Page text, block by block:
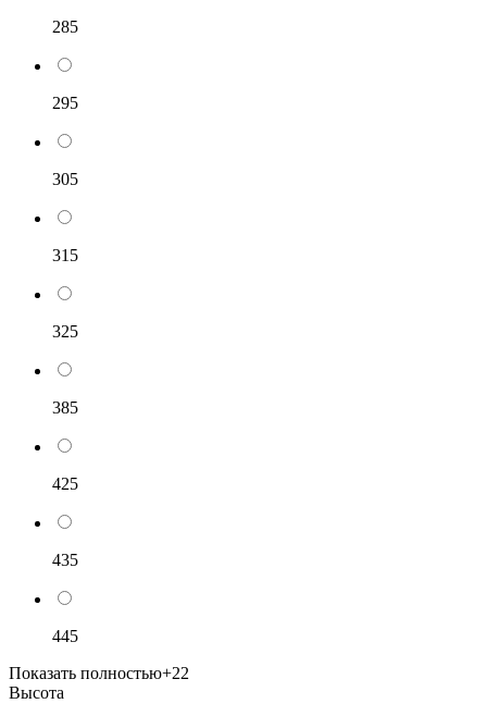
285
295
305
315
325
385
425
435
445
Показать полностью+22
Высота